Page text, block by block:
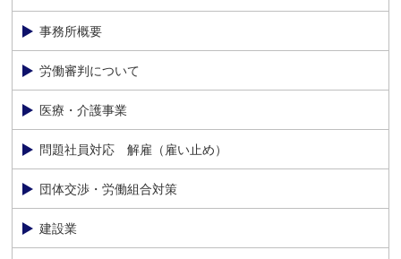
事務所概要
労働審判について
医療・介護事業
問題社員対応 解雇（雇い止め）
団体交渉・労働組合対策
建設業